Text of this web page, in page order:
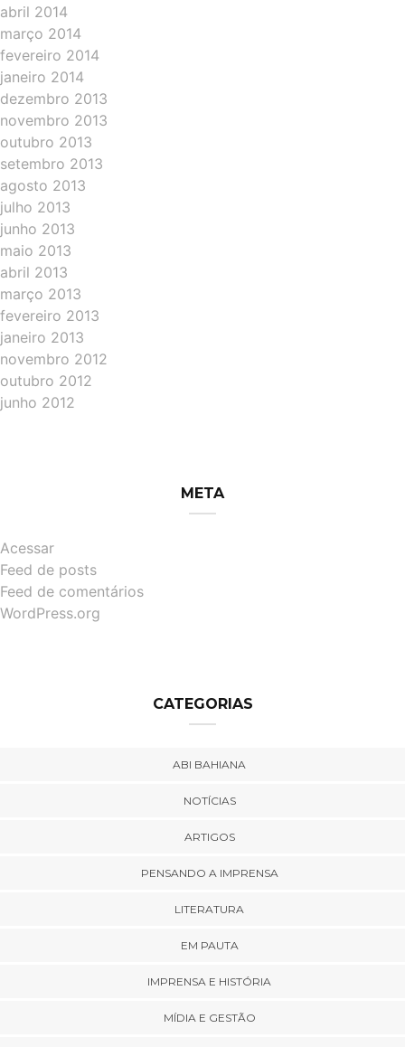
abril 2014
março 2014
fevereiro 2014
janeiro 2014
dezembro 2013
novembro 2013
outubro 2013
setembro 2013
agosto 2013
julho 2013
junho 2013
maio 2013
abril 2013
março 2013
fevereiro 2013
janeiro 2013
novembro 2012
outubro 2012
junho 2012
META
Acessar
Feed de posts
Feed de comentários
WordPress.org
CATEGORIAS
ABI BAHIANA
NOTÍCIAS
ARTIGOS
PENSANDO A IMPRENSA
LITERATURA
EM PAUTA
IMPRENSA E HISTÓRIA
MÍDIA E GESTÃO